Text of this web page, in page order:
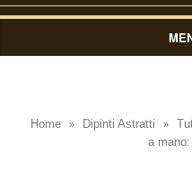
Home » Dipinti Astratti »
a